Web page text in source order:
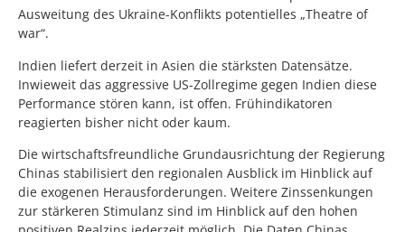
Ausweitung des Ukraine-Konflikts potentielles „Theatre of
war“.
Indien liefert derzeit in Asien die stärksten Datensätze.
Inwieweit das aggressive US-Zollregime gegen Indien diese
Performance stören kann, ist offen. Frühindikatoren
reagierten bisher nicht oder kaum.
Die wirtschaftsfreundliche Grundausrichtung der Regierung
Chinas stabilisiert den regionalen Ausblick im Hinblick auf
die exogenen Herausforderungen. Weitere Zinssenkungen
zur stärkeren Stimulanz sind im Hinblick auf den hohen